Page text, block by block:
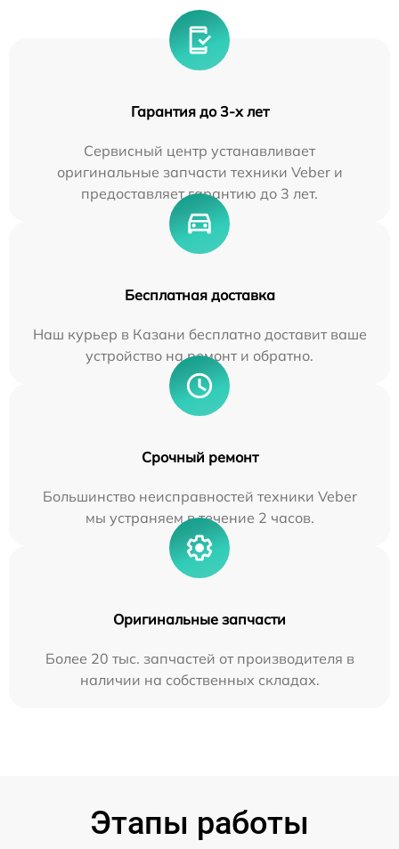
Гарантия до 3-х лет
Сервисный центр устанавливает
оригинальные запчасти техники Veber и
предоставляет гарантию до 3 лет.
Бесплатная доставка
Наш курьер в Казани бесплатно доставит ваше
устройство на ремонт и обратно.
Срочный ремонт
Большинство неисправностей техники Veber
мы устраняем в течение 2 часов.
Оригинальные запчасти
Более 20 тыс. запчастей от производителя в
наличии на собственных складах.
Этапы работы